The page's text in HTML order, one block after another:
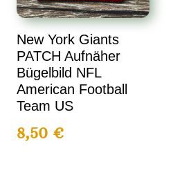
New York Giants
PATCH Aufnäher
Bügelbild NFL
American Football
Team US
8,50€